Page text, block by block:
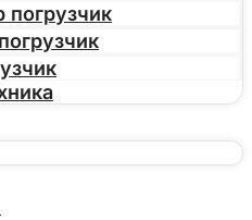
погрузчик